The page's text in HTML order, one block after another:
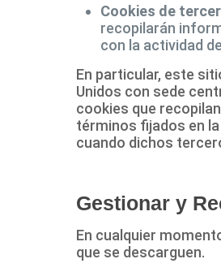
Cookies de
recopilarán
con la actividad
En particular, este
Unidos con sede
cookies que
términos fijados en
cuando dichos
Gestionar y
En cualquier
que se descarguen.